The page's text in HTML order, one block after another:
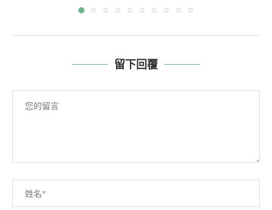
留下回覆